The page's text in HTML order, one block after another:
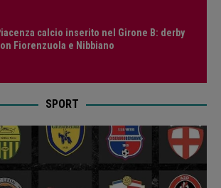
calcio inserito nel Girone B: derby
Fiorenzuola e Nibbiano
SPORT